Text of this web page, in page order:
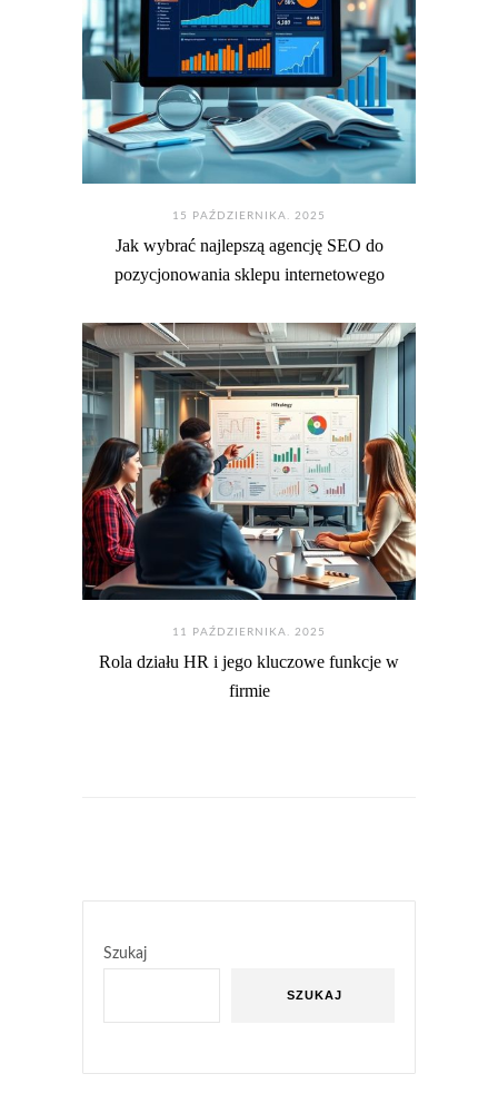
15 PAŹDZIERNIKA. 2025
Jak wybrać najlepszą agencję SEO do
pozycjonowania sklepu internetowego
11 PAŹDZIERNIKA. 2025
Rola działu HR i jego kluczowe funkcje w
firmie
Szukaj
SZUKAJ